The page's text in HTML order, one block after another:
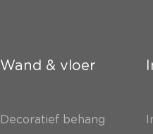
Wand & vloer
Decoratief behang